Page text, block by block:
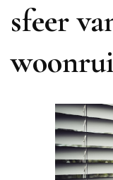
sfeer